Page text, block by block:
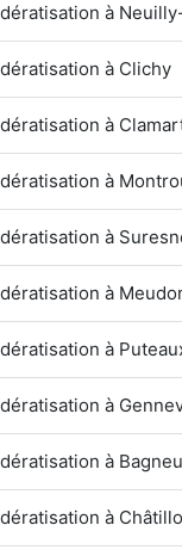
à
à Clichy
à
à
à
à
à
à
à
à